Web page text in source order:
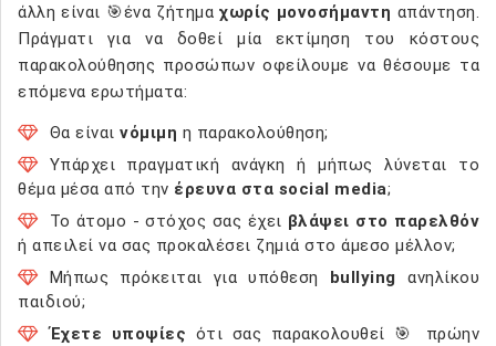
άλλη είναι 🎯ένα ζήτημαχωρίς μονοσήμαντη απάντηση.
Πράγματι για να δοθεί μία εκτίμηση του κόστους
παρακολούθησης προσώπων οφείλουμε να θέσουμε τα
επόμενα ερωτήματα:
Θα είναι νόμιμη η παρακολούθηση;
Υπάρχει πραγματική ανάγκη ή μήπως λύνεται το
θέμα μέσα από την έρευνα στα social media;
Το άτομο - στόχος σας έχει βλάψει στο παρελθόν
ή απειλεί να σας προκαλέσει ζημιά στο άμεσο μέλλον;
Μήπως πρόκειται για υπόθεση bullying
ανηλίκου
παιδιού;
Έχετε υποψίες ότι σας παρακολουθεί 🎯 πρώην